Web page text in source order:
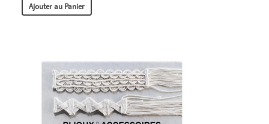
Ajouter au Panier